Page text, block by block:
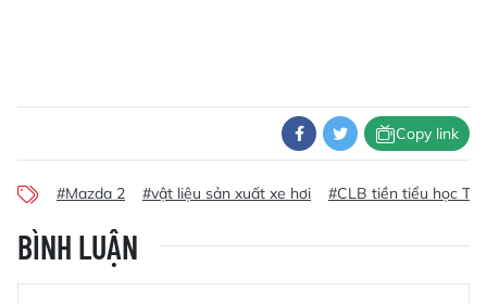
Copy link
#Mazda 2 #vật liệu sản xuất xe hơi #CLB tiền tiểu học
BÌNH LUẬN